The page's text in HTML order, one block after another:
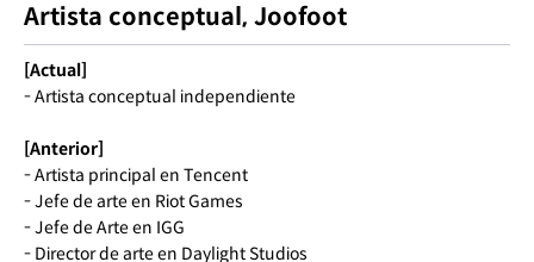
Artista conceptual, Joofoot
[Actual]
- Artista conceptual independiente
[Anterior]
- Artista principal en Tencent
- Jefe de arte en Riot Games
- Jefe de Arte en IGG
- Director de arte en Daylight Studios